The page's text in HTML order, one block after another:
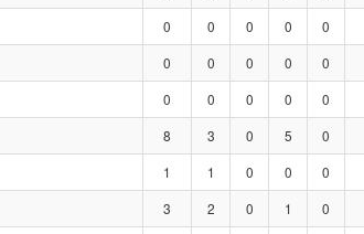
0 0 0 0 0
0 0 0 0 0
0 0 0 0 0
8 3 0 5 0
1 1 0 0 0
3 2 0 1 0